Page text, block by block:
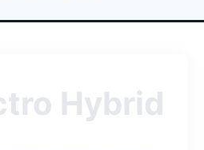
Hybrid